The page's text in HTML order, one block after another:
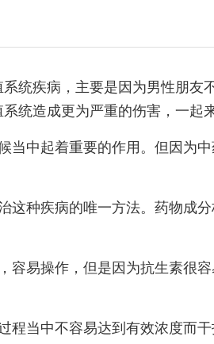
统疾病，主要是因为男性朋
统造成更为严重的伤害，一起
当中起着重要的作用。但因为
这种疾病的唯一方法。药物成
容易操作，但是因为抗生素很
程当中不容易达到有效浓度而